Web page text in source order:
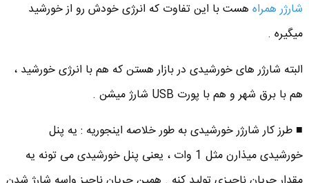
شارژر همراههست با این تفاوت که انرژی خودش رو از خورشید
میگیره .
البته شارژر های خورشیدی در بازار هستن که هم با انرژی خورشید ،
هم با برق شهر و هم با پورت USB شارژ میشن .
■ طرز کار شارژر خورشیدی به طور خلاصه اینجوریه : یه پنل
خورشیدی میذارن مثل 1 وات ، یعنی پنل خورشیدی می تونه یه